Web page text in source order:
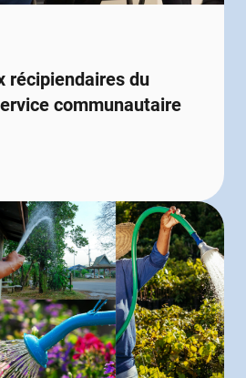
récipiendaires du
communautaire